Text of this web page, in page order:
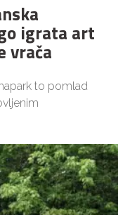
igrata art
vrača
to pomlad